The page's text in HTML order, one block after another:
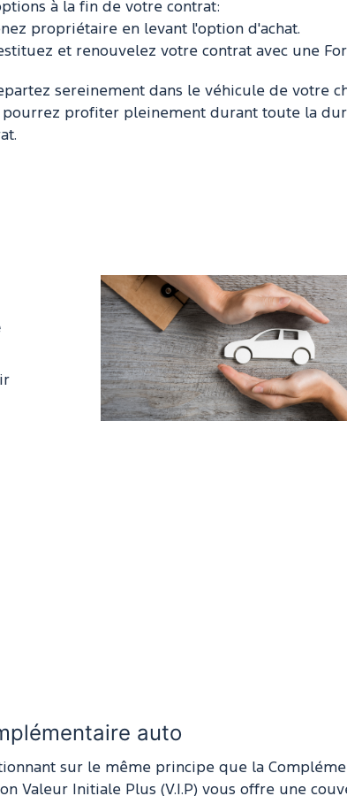
à la fin de votre contrat:
propriétaire en levant l'option d'achat.
et renouvelez votre contrat avec une
sereinement dans le véhicule de votre
pourrez profiter pleinement durant toute la
auto
sur le même principe que la
Valeur Initiale Plus (V.I.P) vous offre une